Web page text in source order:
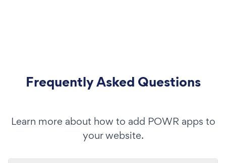
Frequently Asked Questions
Learn more about how to add POWR apps to
your website.